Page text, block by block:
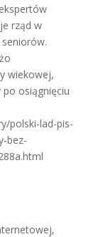
rząd w
wiekowej,
po osiągnięciu
polski-lad-pis-
bez-